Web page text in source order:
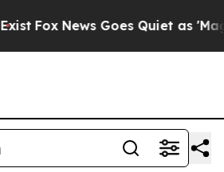
Fox News Goes Quiet as 'Maga